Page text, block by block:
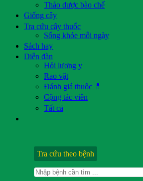
Thảo dược bào chế
Giống cây
Tra cứu cây thuốc
Sống khỏe mỗi ngày
Sách hay
Diễn đàn
Hỏi lương y
Rao vặt
Đánh giá thuốc 💊
Cộng tác viên
Tất cả
Tra cứu theo bệnh